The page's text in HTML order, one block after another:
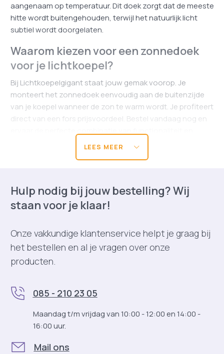
aangenaam op temperatuur. Dit doek zorgt dat de meeste
hitte wordt buitengehouden, terwijl het natuurlijk licht
subtiel wordt doorgelaten.
Waarom kiezen voor een zonnedoek
voor je lichtkoepel?
Bij Lichtkoepelgigant staat jouw gemak voorop. Je
monteert het zonnedoek eenvoudig aan de buitenzijde
van je koepel wanneer de zon te warm wordt. Je profiteert
direct van een fors prijsvoordeel. Bestel vandaag nog en
kwaliteit tegen de scherpste prijs.
LEES MEER
Hulp nodig bij jouw bestelling? Wij
staan voor je klaar!
Onze vakkundige klantenservice helpt je graag bij
het bestellen en al je vragen over onze
producten.
085 - 210 23 05
Maandag t/m vrijdag van 10:00 - 12:00 en 14:00 -
16:00 uur.
Mail ons